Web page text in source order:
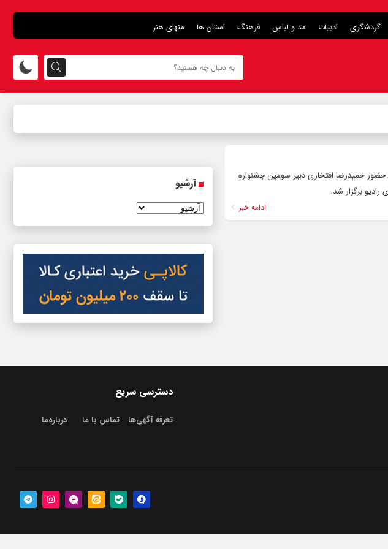
گردشگری ادبیات مد و لباس فرهنگ استان ها منهای هنر
سومین جشنواره مستند رادیویی «پژواک» صبح روز دوشنبه ۴ دی ماه با حضور حمیدرضا افتخاری دبیر سومین جشنواره
برگزار شد.
ادامه خبر
آرشیو
دسترسی سریع
تعرفه آگهی‌ها تماس با ما درباره‌‌ما